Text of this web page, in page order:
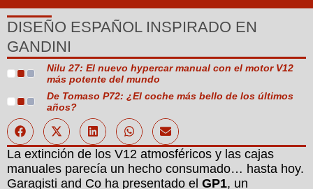
DISEÑO ESPAÑOL INSPIRADO EN
GANDINI
Nilu 27: El nuevo hypercar manual con el motor V12
más potente del mundo
De Tomaso P72: ¿El coche más bello de los últimos
años?
La extinción de los V12 atmosféricos y las cajas
manuales parecía un hecho consumado… hasta hoy.
Garagisti and Co ha presentado el GP1, un